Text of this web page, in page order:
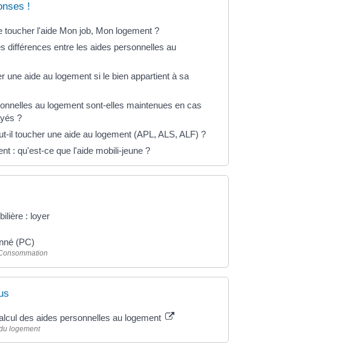
!
toucher l'aide Mon job, Mon logement ?
différences entre les aides personnelles au
une aide au logement si le bien appartient à sa
au logement sont-elles maintenues en cas
?
il toucher une aide au logement (APL, ALS, ALF) ?
: qu'est-ce que l'aide mobili-jeune ?
: loyer
(PC)
des aides personnelles au logement
logement